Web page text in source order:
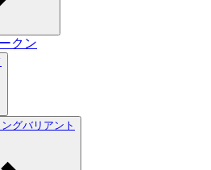
クン
グバリアント